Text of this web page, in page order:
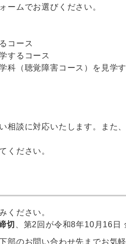
ームでお選びください。
コース
するコース
科（聴覚障害コース）を見学
相談に対応いたします。また
ください。
ください。
切
、第2回が令和8年10月16
のお問い合わせ先までお気